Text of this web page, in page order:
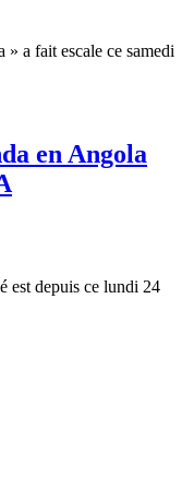
a fait escale ce samedi
en Angola
est depuis ce lundi 24